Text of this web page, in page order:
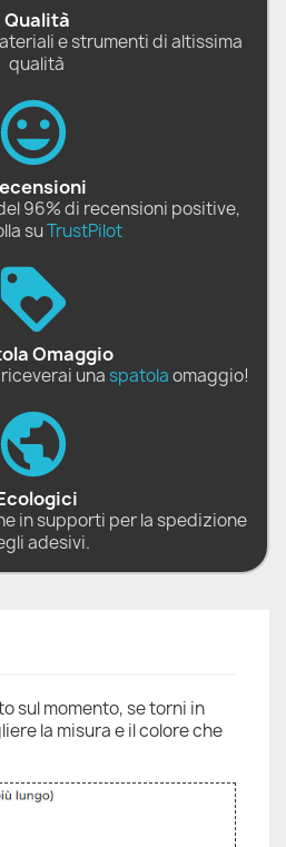
Qualità
e strumenti di altissima
qualità
96% di recensioni positive,
suTrustPilot
Omaggio
una spatolaomaggio!
in supporti per la spedizione
adesivi.
sul momento, se torni in
la misura e il colore che